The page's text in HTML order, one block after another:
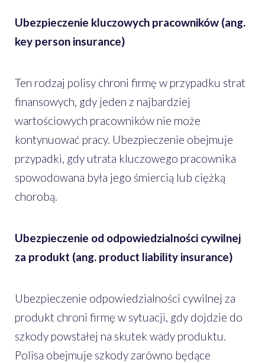
Ubezpieczenie kluczowych pracowników (ang.
key person insurance)
Ten rodzaj polisy chroni firmę w przypadku strat
finansowych, gdy jeden z najbardziej
wartościowych pracowników nie może
kontynuować pracy. Ubezpieczenie obejmuje
przypadki, gdy utrata kluczowego pracownika
spowodowana była jego śmiercią lub ciężką
chorobą.
Ubezpieczenie od odpowiedzialności cywilnej
za produkt (ang. product liability insurance)
Ubezpieczenie odpowiedzialności cywilnej za
produkt chroni firmę w sytuacji, gdy dojdzie do
szkody powstałej na skutek wady produktu.
Polisa obejmuje szkody zarówno będące